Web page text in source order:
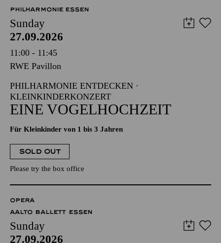
PHILHARMONIE ESSEN
Sunday
27.09.2026
11:00 - 11:45
RWE Pavillon
PHILHARMONIE ENTDECKEN ·
KLEINKINDERKONZERT
EINE VOGELHOCHZEIT
Für Kleinkinder von 1 bis 3 Jahren
SOLD OUT
Please try the box office
OPERA
AALTO BALLETT ESSEN
Sunday
27.09.2026